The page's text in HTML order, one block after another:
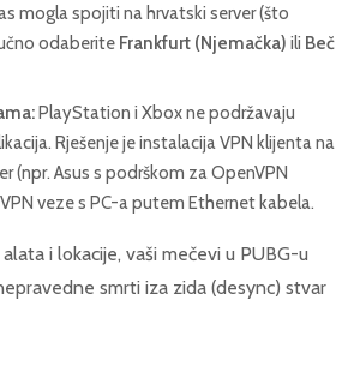
mogla spojiti na hrvatski server (što
odaberite Frankfurt (Njemačka) ili Beč
PlayStation i Xbox ne podržavaju
Rješenje je instalacija VPN klijenta na
(npr. Asus s podrškom za OpenVPN
veze s PC-a putem Ethernet kabela.
i lokacije, vaši mečevi u PUBG-u
smrti iza zida (desync) stvar